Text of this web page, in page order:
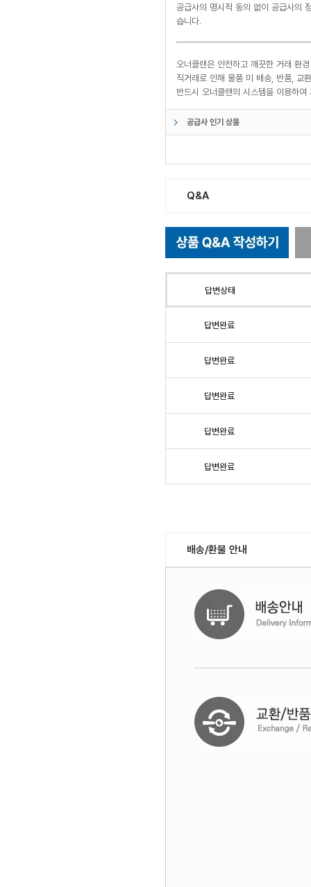
공급사의 명시적 동의 없이 공급사의
습니다.
오너클랜은 안전하고 깨끗한 거래 환
직거래로 인해 물품 미 배송, 반품, 교
반드시 오너클랜의 시스템을 이용하
공급사 인기 상품
Q&A
답변상태
답변완료
답변완료
답변완료
답변완료
답변완료
배송/환불 안내